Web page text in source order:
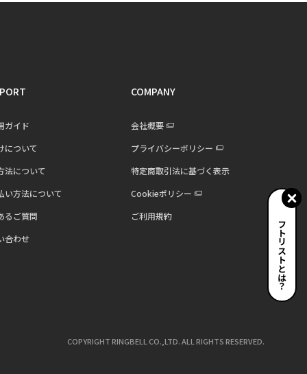
ギフトリストとは？
ガイド
について
法について
い方法について
るご質問
合わせ
COMPANY
会社概要
プライバシーポリシー
特定商取引法に基づく表示
Cookieポリシー
ご利用規約
COPYRIGHT RINGBELL CO.,LTD. ALL RIGHTS RESERVED.